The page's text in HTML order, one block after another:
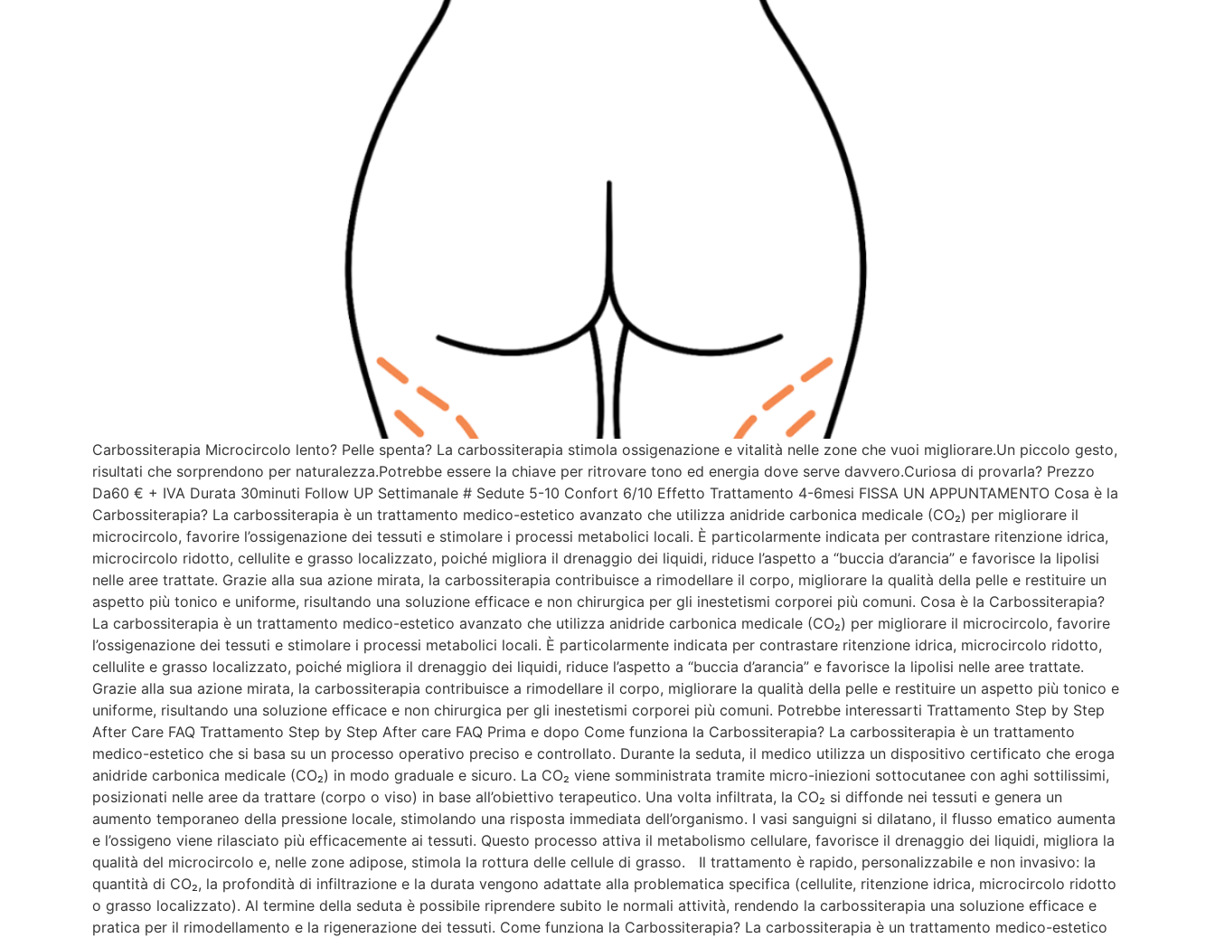
Carbossiterapia Microcircolo lento? Pelle spenta? La carbossiterapia stimola ossigenazione e vitalità nelle zone che vuoi migliorare.Un piccolo gesto,
risultati che sorprendono per naturalezza.Potrebbe essere la chiave per ritrovare tono ed energia dove serve davvero.Curiosa di provarla? Prezzo
Da60 € + IVA Durata 30minuti Follow UP Settimanale # Sedute 5-10 Confort 6/10 Effetto Trattamento 4-6mesi FISSA UN APPUNTAMENTO Cosa è la
Carbossiterapia? La carbossiterapia è un trattamento medico-estetico avanzato che utilizza anidride carbonica medicale (CO₂) per migliorare il
microcircolo, favorire l’ossigenazione dei tessuti e stimolare i processi metabolici locali. È particolarmente indicata per contrastare ritenzione idrica,
microcircolo ridotto, cellulite e grasso localizzato, poiché migliora il drenaggio dei liquidi, riduce l’aspetto a “buccia d’arancia” e favorisce la lipolisi
nelle aree trattate. Grazie alla sua azione mirata, la carbossiterapia contribuisce a rimodellare il corpo, migliorare la qualità della pelle e restituire un
aspetto più tonico e uniforme, risultando una soluzione efficace e non chirurgica per gli inestetismi corporei più comuni. Cosa è la Carbossiterapia?
La carbossiterapia è un trattamento medico-estetico avanzato che utilizza anidride carbonica medicale (CO₂) per migliorare il microcircolo, favorire
l’ossigenazione dei tessuti e stimolare i processi metabolici locali. È particolarmente indicata per contrastare ritenzione idrica, microcircolo ridotto,
cellulite e grasso localizzato, poiché migliora il drenaggio dei liquidi, riduce l’aspetto a “buccia d’arancia” e favorisce la lipolisi nelle aree trattate.
Grazie alla sua azione mirata, la carbossiterapia contribuisce a rimodellare il corpo, migliorare la qualità della pelle e restituire un aspetto più tonico e
uniforme, risultando una soluzione efficace e non chirurgica per gli inestetismi corporei più comuni. Potrebbe interessarti Trattamento Step by Step
After Care FAQ Trattamento Step by Step After care FAQ Prima e dopo Come funziona la Carbossiterapia? La carbossiterapia è un trattamento
medico-estetico che si basa su un processo operativo preciso e controllato. Durante la seduta, il medico utilizza un dispositivo certificato che eroga
anidride carbonica medicale (CO₂) in modo graduale e sicuro. La CO₂ viene somministrata tramite micro-iniezioni sottocutanee con aghi sottilissimi,
posizionati nelle aree da trattare (corpo o viso) in base all’obiettivo terapeutico. Una volta infiltrata, la CO₂ si diffonde nei tessuti e genera un
aumento temporaneo della pressione locale, stimolando una risposta immediata dell’organismo. I vasi sanguigni si dilatano, il flusso ematico aumenta
e l’ossigeno viene rilasciato più efficacemente ai tessuti. Questo processo attiva il metabolismo cellulare, favorisce il drenaggio dei liquidi, migliora la
qualità del microcircolo e, nelle zone adipose, stimola la rottura delle cellule di grasso. Il trattamento è rapido, personalizzabile e non invasivo: la
quantità di CO₂, la profondità di infiltrazione e la durata vengono adattate alla problematica specifica (cellulite, ritenzione idrica, microcircolo ridotto
o grasso localizzato). Al termine della seduta è possibile riprendere subito le normali attività, rendendo la carbossiterapia una soluzione efficace e
pratica per il rimodellamento e la rigenerazione dei tessuti. Come funziona la Carbossiterapia? La carbossiterapia è un trattamento medico-estetico